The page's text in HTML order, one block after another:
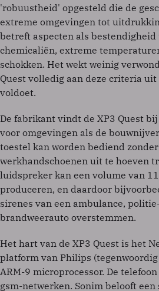
'robuustheid' opgesteld die de
extreme omgevingen tot
betreft aspecten als bestendigheid
chemicaliën, extreme
schokken. Het wekt weinig
Quest volledig aan deze criteria
voldoet.
De fabrikant vindt de XP3 Quest
voor omgevingen als de
toestel kan worden bediend
werkhandschoenen uit te hoeven
luidspreker kan een volume van
produceren, en daardoor
sirenes van een ambulance,
brandweerauto overstemmen.
Het hart van de XP3 Quest is het
platform van Philips (tegenwoordig
ARM-9 microprocessor. De
gsm-netwerken. Sonim belooft